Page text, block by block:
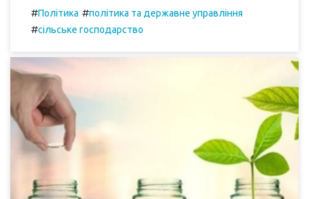
#Політика #політика та державне управління
#сільське господарство